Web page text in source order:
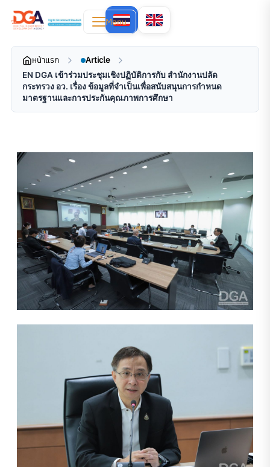
Menu
หน้าแรก Article
EN DGA เข้าร่วมประชุมเชิงปฏิบัติการกับ สำนักงานปลัด
กระทรวง อว. เรื่อง ข้อมูลที่จำเป็นเพื่อสนับสนุนการกำหนด
มาตรฐานและการประกันคุณภาพการศึกษา